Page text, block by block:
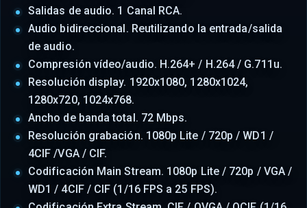
Salidas de audio. 1 Canal RCA.
Audio bidireccional. Reutilizando la entrada/salida
de audio.
Compresión vídeo/audio. H.264+ / H.264 / G.711u.
Resolución display. 1920x1080, 1280x1024,
1280x720, 1024x768.
Ancho de banda total. 72 Mbps.
Resolución grabación. 1080p Lite / 720p / WD1 /
4CIF /VGA / CIF.
Codificación Main Stream. 1080p Lite / 720p / VGA /
WD1 / 4CIF / CIF (1/16 FPS a 25 FPS).